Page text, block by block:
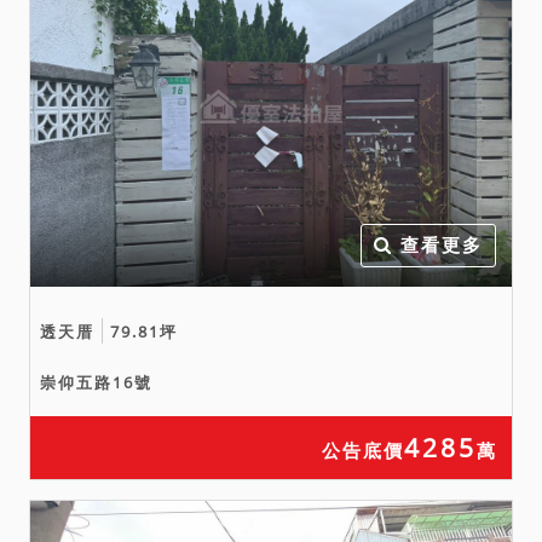
查看更多
透天厝 79.81坪
崇仰五路16號
公告底價4285萬